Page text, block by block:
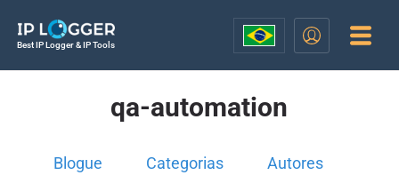
Best IP Logger & IP Tools
qa-automation
Blogue Categorias Autores